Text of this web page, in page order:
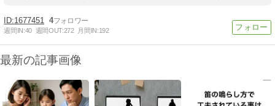
1677451 4
週間IN:40 週間OUT:272 月間IN:192
最新の記事画像